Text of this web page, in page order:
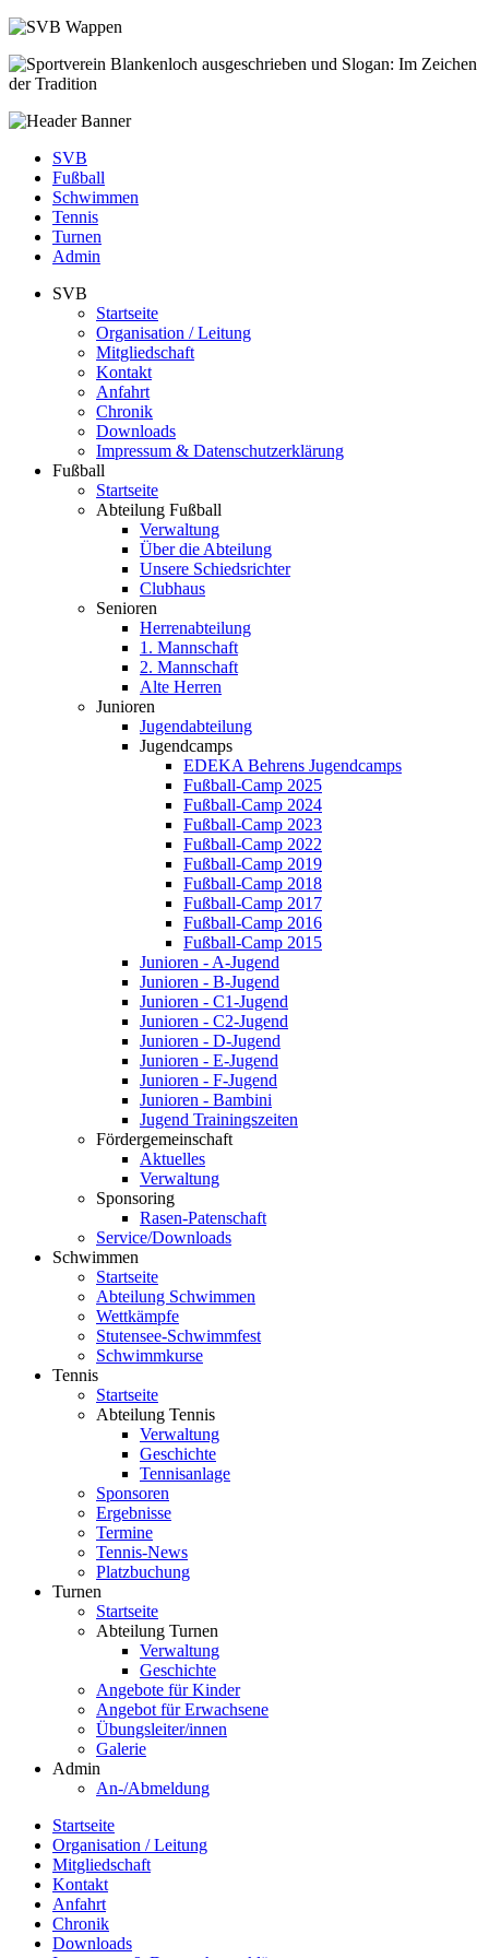
SVB
Fußball
Schwimmen
Tennis
Turnen
Admin
SVB
Startseite
Organisation / Leitung
Mitgliedschaft
Kontakt
Anfahrt
Chronik
Downloads
Impressum & Datenschutzerklärung
Fußball
Startseite
Abteilung Fußball
Verwaltung
Über die Abteilung
Unsere Schiedsrichter
Clubhaus
Senioren
Herrenabteilung
1. Mannschaft
2. Mannschaft
Alte Herren
Junioren
Jugendabteilung
Jugendcamps
EDEKA Behrens Jugendcamps
Fußball-Camp 2025
Fußball-Camp 2024
Fußball-Camp 2023
Fußball-Camp 2022
Fußball-Camp 2019
Fußball-Camp 2018
Fußball-Camp 2017
Fußball-Camp 2016
Fußball-Camp 2015
Junioren - A-Jugend
Junioren - B-Jugend
Junioren - C1-Jugend
Junioren - C2-Jugend
Junioren - D-Jugend
Junioren - E-Jugend
Junioren - F-Jugend
Junioren - Bambini
Jugend Trainingszeiten
Fördergemeinschaft
Aktuelles
Verwaltung
Sponsoring
Rasen-Patenschaft
Service/Downloads
Schwimmen
Startseite
Abteilung Schwimmen
Wettkämpfe
Stutensee-Schwimmfest
Schwimmkurse
Tennis
Startseite
Abteilung Tennis
Verwaltung
Geschichte
Tennisanlage
Sponsoren
Ergebnisse
Termine
Tennis-News
Platzbuchung
Turnen
Startseite
Abteilung Turnen
Verwaltung
Geschichte
Angebote für Kinder
Angebot für Erwachsene
Übungsleiter/innen
Galerie
Admin
An-/Abmeldung
Startseite
Organisation / Leitung
Mitgliedschaft
Kontakt
Anfahrt
Chronik
Downloads